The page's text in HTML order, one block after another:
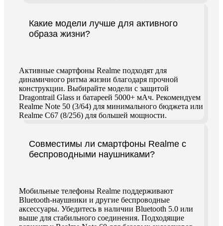
Какие модели лучше для активного
образа жизни?
Активные смартфоны Realme подходят для
динамичного ритма жизни благодаря прочной
конструкции. Выбирайте модели с защитой
Dragontrail Glass и батареей 5000+ мАч. Рекомендуем
Realme Note 50 (3/64) для минимального бюджета или
Realme C67 (8/256) для большей мощности.
Совместимы ли смартфоны Realme с
беспроводными наушниками?
Мобильные телефоны Realme поддерживают
Bluetooth-наушники и другие беспроводные
аксессуары. Убедитесь в наличии Bluetooth 5.0 или
выше для стабильного соединения. Подходящие